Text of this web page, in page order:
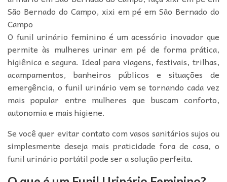
O funil urinário feminino é um acessório inovador que
permite às mulheres urinar em pé de forma prática,
higiênica e segura. Ideal para viagens, festivais, trilhas,
acampamentos, banheiros públicos e situações de
emergência, o funil urinário vem se tornando cada vez
mais popular entre mulheres que buscam conforto,
autonomia e mais higiene.
Se você quer evitar contato com vasos sanitários sujos ou
simplesmente deseja mais praticidade fora de casa, o
funil urinário portátil pode ser a solução perfeita.